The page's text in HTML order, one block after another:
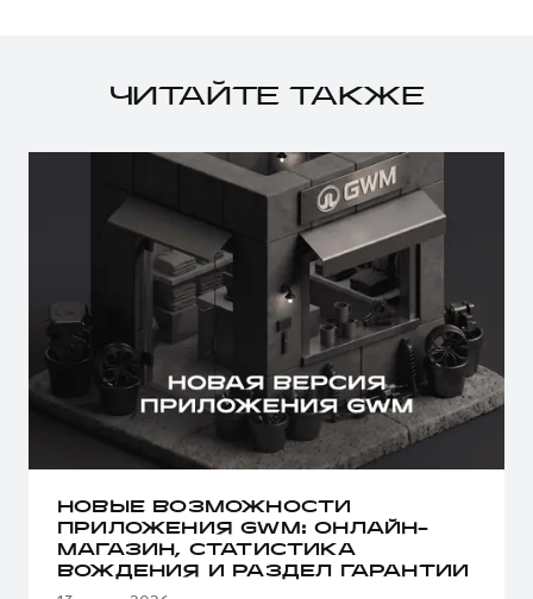
ЧИТАЙТЕ ТАКЖЕ
НОВЫЕ ВОЗМОЖНОСТИ
ПРИЛОЖЕНИЯ GWM: ОНЛАЙН-
МАГАЗИН, СТАТИСТИКА
ВОЖДЕНИЯ И РАЗДЕЛ ГАРАНТИИ